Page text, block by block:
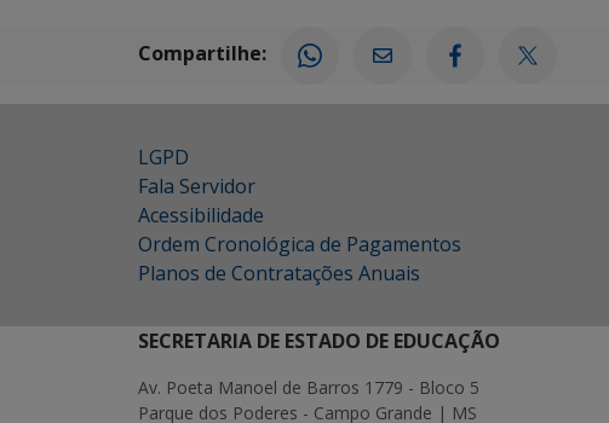
Compartilhe:
LGPD
Fala Servidor
Acessibilidade
Ordem Cronológica de Pagamentos
Planos de Contratações Anuais
SECRETARIA DE ESTADO DE EDUCAÇÃO
Av. Poeta Manoel de Barros 1779 - Bloco 5
Parque dos Poderes - Campo Grande | MS